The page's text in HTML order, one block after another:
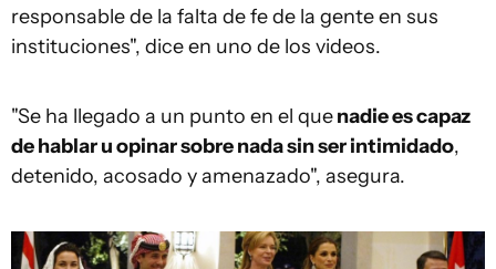
responsable de la falta de fe de la gente en sus
instituciones", dice en uno de los videos.
"Se ha llegado a un punto en el quenadie es capaz
de hablar u opinar sobre nada sin ser intimidado,
detenido, acosado y amenazado", asegura.